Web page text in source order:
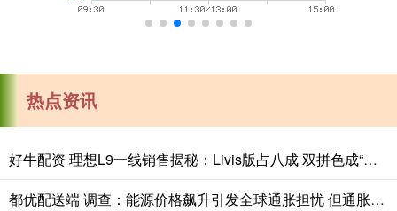
热点资讯
好牛配资 理想L9一线销售揭秘：Livis版占八成 双拼色成“标配”
都优配送端 调查：能源价格飙升引发全球通胀担忧 但通胀水平仍相对温和